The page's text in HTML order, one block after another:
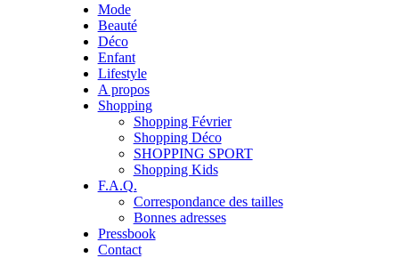
Mode
Beauté
Déco
Enfant
Lifestyle
A propos
Shopping
Shopping Février
Shopping Déco
SHOPPING SPORT
Shopping Kids
F.A.Q.
Correspondance des tailles
Bonnes adresses
Pressbook
Contact